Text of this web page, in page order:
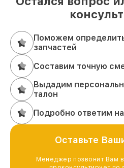
Поможем
запчастей
Составим точную
Выдадим
талон
Подробно ответим
Оставьте
Менеджер позвонит Вам